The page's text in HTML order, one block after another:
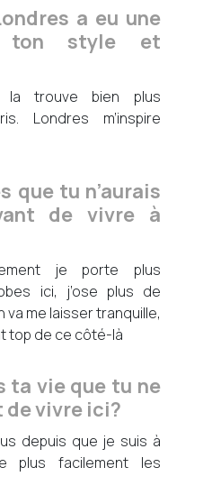
a eu une
ton style et
trouve bien plus
Londres m’inspire
que tu n’aurais
de vivre à
je porte plus
ici, j’ose plus de
va me laisser tranquille,
top de ce côté-là
ta vie que tu ne
de vivre ici?
depuis que je suis à
plus facilement les